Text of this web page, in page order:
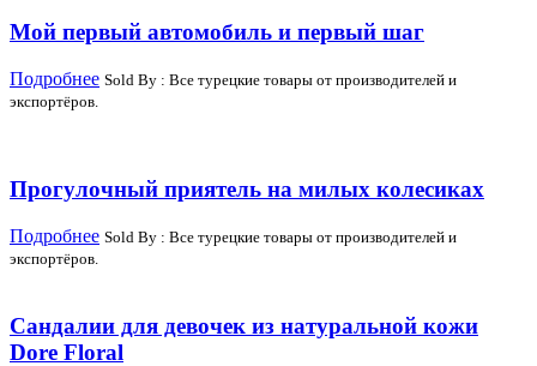
Мой первый автомобиль и первый шаг
Подробнее Sold By : Все турецкие товары от производителей и
экспортёров.
Прогулочный приятель на милых колесиках
Подробнее Sold By : Все турецкие товары от производителей и
экспортёров.
Сандалии для девочек из натуральной кожи
Dore Floral